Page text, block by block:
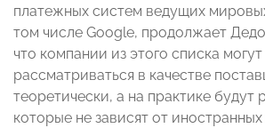
платежных систем ведущих
том числе Google, продолжает
что компании из этого списка могут
рассматриваться в качестве
теоретически, а на практике будут
которые не зависят от иностранных